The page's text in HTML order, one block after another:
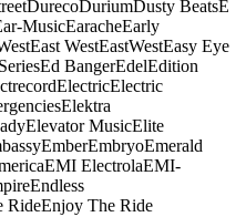
DurecoDuriumDusty BeatsE
MusicEaracheEarly
East WestEastWestEasy Eye
Ed BangerEdelEdition
ElectricElectric
Elektra
Elevator MusicElite
EmberEmbryoEmerald
EMI ElectrolaEMI-
Endless
RideEnjoy The Ride